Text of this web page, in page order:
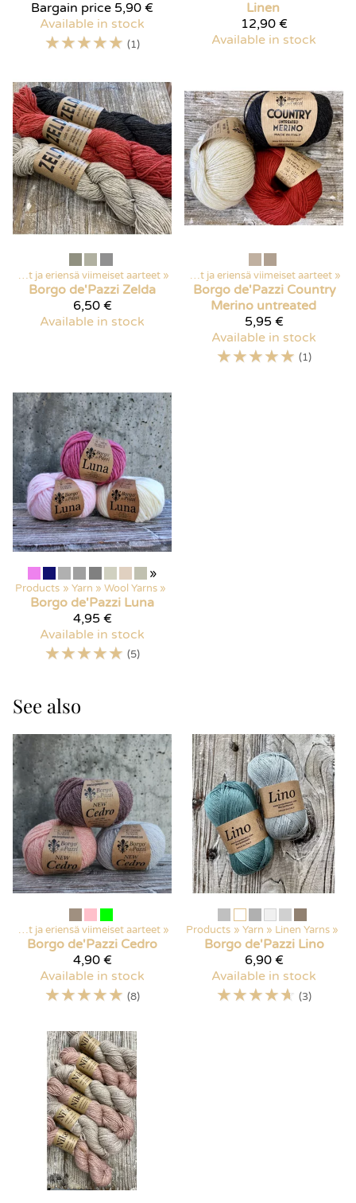
Bargain price 5,90 €
Available in stock
☆☆☆☆☆ (1)
Linen
12,90 €
Available in stock
Poistuvat ja eriensä viimeiset aarteet ‪»
Borgo de'Pazzi Zelda
6,50 €
Available in stock
Products‪»Discounted items‪» Poistuvat ja eriensä viimeiset aarteet ‪»
Borgo de'Pazzi Country
Merino untreated
5,95 €
Available in stock
☆☆☆☆☆ (1)
»
Products ‪» Yarn ‪» Wool Yarns ‪»
Borgo de'Pazzi Luna
4,95 €
Available in stock
☆☆☆☆☆ (5)
See also
Poistuvat ja eriensä viimeiset aarteet ‪»
Borgo de'Pazzi Cedro
4,90 €
Available in stock
☆☆☆☆☆ (8)
Products ‪» Yarn ‪» Linen Yarns ‪»
Borgo de'Pazzi Lino
6,90 €
Available in stock
☆☆☆☆☆ (3)